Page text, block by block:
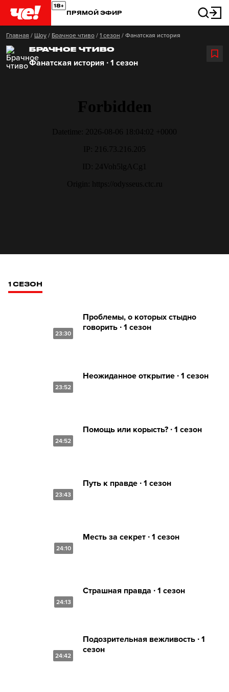
ПРЯМОЙ ЭФИР
Главная / Шоу / Брачное чтиво / 1 сезон / Фанатская история
БРАЧНОЕ ЧТИВО
Фанатская история ∙ 1 сезон
1 СЕЗОН
23:30
Проблемы, о которых стыдно
говорить ∙ 1 сезон
23:52
Неожиданное открытие ∙ 1 сезон
24:52
Помощь или корысть? ∙ 1 сезон
23:43
Путь к правде ∙ 1 сезон
24:10
Месть за секрет ∙ 1 сезон
24:13
Страшная правда ∙ 1 сезон
24:42
Подозрительная вежливость ∙ 1
сезон